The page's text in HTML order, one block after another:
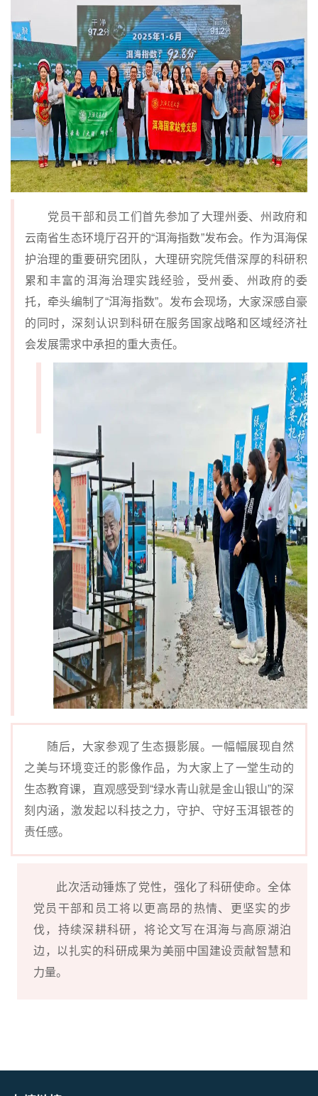
党员干部和员工们首先参加了大理州委、州政府和
云南省生态环境厅召开的“洱海指数”发布会。作为洱海保
护治理的重要研究团队，大理研究院凭借深厚的科研积
累和丰富的洱海治理实践经验，受州委、州政府的委
托，牵头编制了“洱海指数”。发布会现场，大家深感自豪
的同时，深刻认识到科研在服务国家战略和区域经济社
会发展需求中承担的重大责任。
随后，大家参观了生态摄影展。一幅幅展现自然
之美与环境变迁的影像作品，为大家上了一堂生动的
生态教育课，直观感受到“绿水青山就是金山银山”的深
刻内涵，激发起以科技之力，守护、守好玉洱银苍的
责任感。
此次活动锤炼了党性，强化了科研使命。全体
党员干部和员工将以更高昂的热情、更坚实的步
伐，持续深耕科研，将论文写在洱海与高原湖泊
边，以扎实的科研成果为美丽中国建设贡献智慧和
力量。